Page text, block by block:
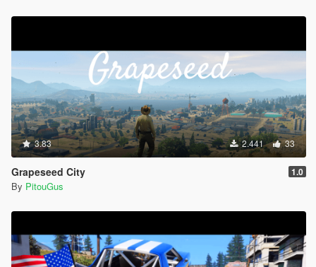
3.83 2.441 33
Grapeseed City 1.0
By PitouGus